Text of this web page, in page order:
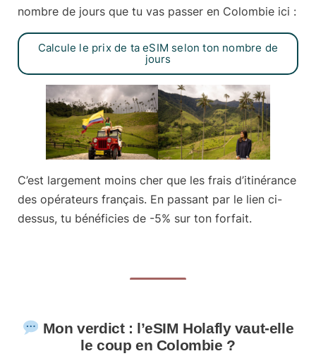
nombre de jours que tu vas passer en Colombie ici :
Calcule le prix de ta eSIM selon ton nombre de
jours
C’est largement moins cher que les frais d’itinérance
des opérateurs français. En passant par le lien ci-
dessus, tu bénéficies de -5% sur ton forfait.
Mon verdict : l’eSIM Holafly vaut-elle
le coup en Colombie ?